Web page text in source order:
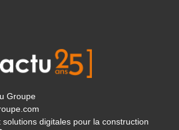
Groupe
digitales pour la construction